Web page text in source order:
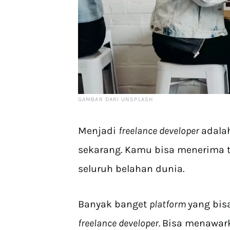
GAMBAR DARI UNSPLASH
Menjadi freelance developer
sekarang. Kamu bisa
seluruh belahan dunia.
Banyak banget platformyang
freelance developer. Bisa